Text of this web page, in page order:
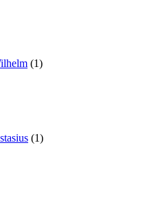
(1)
(1)